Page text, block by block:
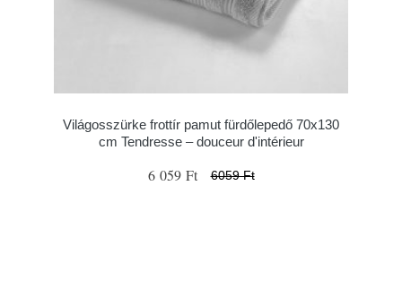
Világosszürke frottír pamut fürdőlepedő 70x130
cm Tendresse – douceur d'intérieur
6 059 Ft 6059 Ft